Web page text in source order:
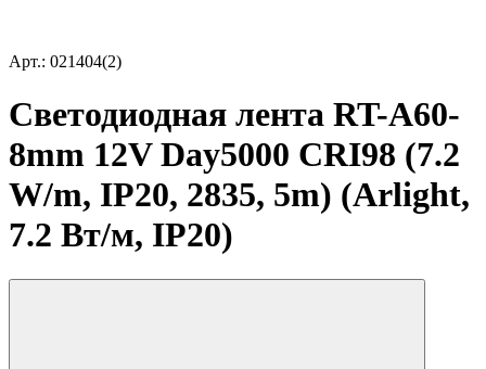
Арт.: 021404(2)
Светодиодная лента RT-A60-
8mm 12V Day5000 CRI98 (7.2
W/m, IP20, 2835, 5m) (Arlight,
7.2 Вт/м, IP20)